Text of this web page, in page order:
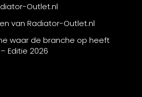
Outlet.nl
van Radiator-Outlet.nl
waar de branche op heeft
Editie 2026